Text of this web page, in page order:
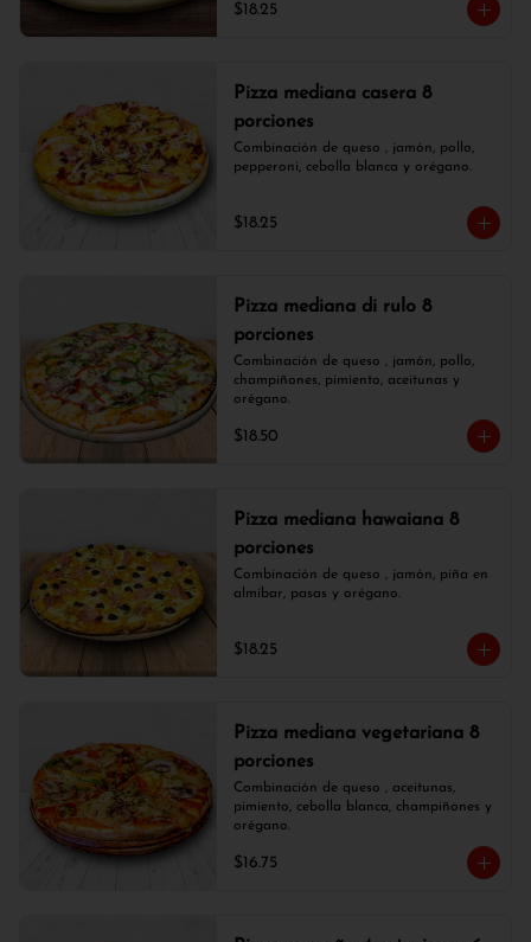
$18.25
Pizza mediana casera 8
porciones
Combinación de queso , jamón, pollo,
pepperoni, cebolla blanca y orégano.
$18.25
Pizza mediana di rulo 8
porciones
Combinación de queso , jamón, pollo,
champiñones, pimiento, aceitunas y
orégano.
$18.50
Pizza mediana hawaiana 8
porciones
Combinación de queso , jamón, piña en
almíbar, pasas y orégano.
$18.25
Pizza mediana vegetariana 8
porciones
Combinación de queso , aceitunas,
pimiento, cebolla blanca, champiñones y
orégano.
$16.75